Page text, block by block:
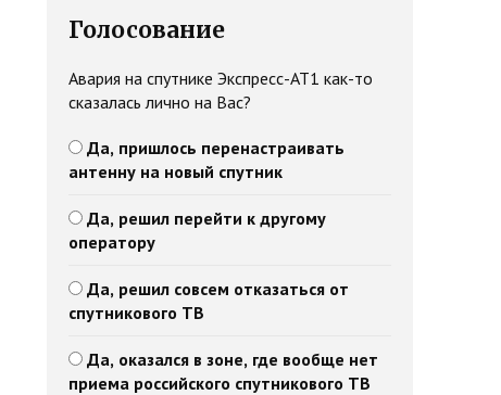
Голосование
Авария на спутнике Экспресс-АТ1 как-то
сказалась лично на Вас?
Да, пришлось перенастраивать
антенну на новый спутник
Да, решил перейти к другому
оператору
Да, решил совсем отказаться от
спутникового ТВ
Да, оказался в зоне, где вообще нет
приема российского спутникового ТВ